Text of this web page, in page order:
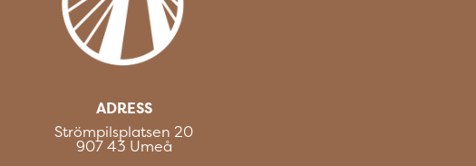
ADRESS
Strömpilsplatsen 20
907 43 Umeå